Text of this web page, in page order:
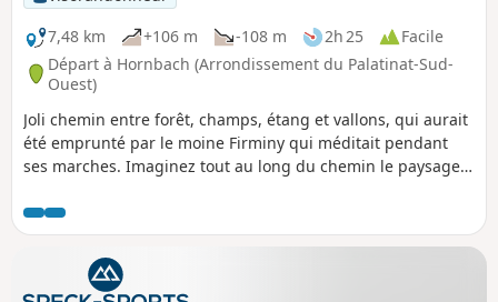
7,48 km
+106 m -108 m 2h 25
Facile
Départ à Hornbach (Arrondissement du Palatinat-Sud-
Ouest)
Joli chemin entre forêt, champs, étang et vallons, qui aurait
été emprunté par le moine Firminy qui méditait pendant
ses marches. Imaginez tout au long du chemin le paysage